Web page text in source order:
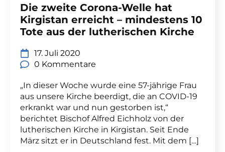
Die zweite Corona-Welle hat
Kirgistan erreicht – mindestens 10
Tote aus der lutherischen Kirche
17. Juli 2020
0 Kommentare
„In dieser Woche wurde eine 57-jährige Frau
aus unsere Kirche beerdigt, die an COVID-19
erkrankt war und nun gestorben ist,“
berichtet Bischof Alfred Eichholz von der
lutherischen Kirche in Kirgistan. Seit Ende
März sitzt er in Deutschland fest. Mit dem […]